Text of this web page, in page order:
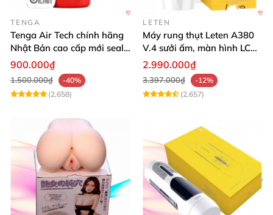
TENGA
Tenga Air Tech chính hãng
Nhật Bản cao cấp mới seal
giá tốt
900.000₫
1.500.000₫
-40%
(2,658)
LETEN
Máy rung thụt Leten A380
V.4 sưởi ấm, màn hình LCD,
cực đã
2.990.000₫
3.397.000₫
-12%
(2,657)